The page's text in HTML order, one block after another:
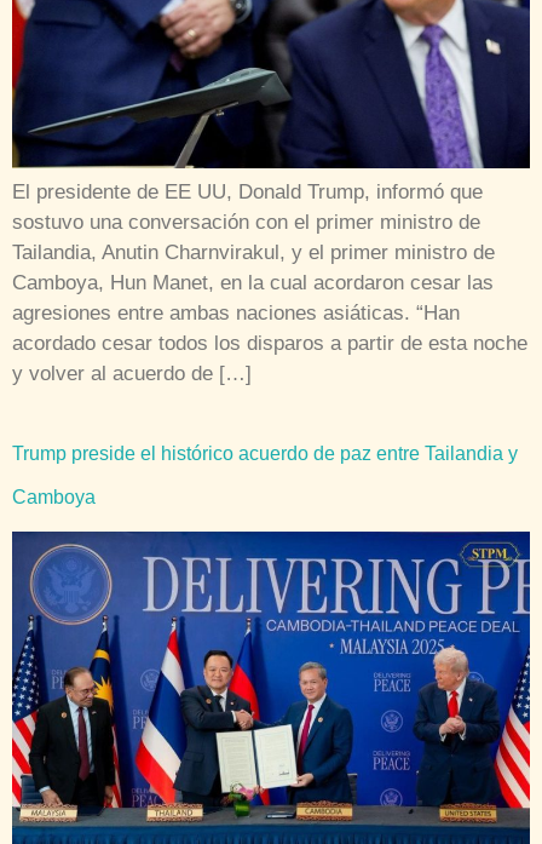
El presidente de EE UU, Donald Trump, informó que
sostuvo una conversación con el primer ministro de
Tailandia, Anutin Charnvirakul, y el primer ministro de
Camboya, Hun Manet, en la cual acordaron cesar las
agresiones entre ambas naciones asiáticas. “Han
acordado cesar todos los disparos a partir de esta noche
y volver al acuerdo de […]
Trump preside el histórico acuerdo de paz entre Tailandia y
Camboya